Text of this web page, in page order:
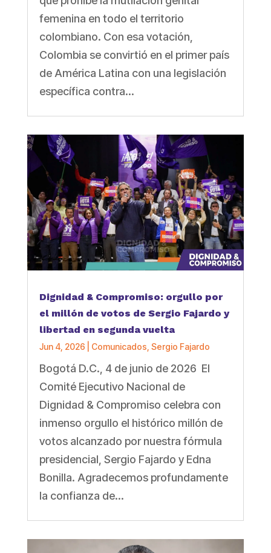
femenina en todo el territorio
colombiano. Con esa votación,
Colombia se convirtió en el primer país
de América Latina con una legislación
específica contra...
Dignidad & Compromiso: orgullo por
el millón de votos de Sergio Fajardo y
libertad en segunda vuelta
Jun 4, 2026 Comunicados Sergio Fajardo
Bogotá D.C., 4 de junio de 2026 El
Comité Ejecutivo Nacional de
Dignidad & Compromiso celebra con
inmenso orgullo el histórico millón de
votos alcanzado por nuestra fórmula
presidencial, Sergio Fajardo y Edna
Bonilla. Agradecemos profundamente
la confianza de...